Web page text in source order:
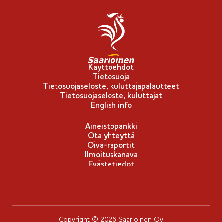
-
e
k
i
Käyttöehdot
Tietosuoja
Tietosuojaseloste, kuluttajapalautteet
Tietosuojaseloste, kuluttajat
English info
Aineistopankki
Ota yhteyttä
Oiva-raportit
Ilmoituskanava
Evästetiedot
Copyright © 2026 Saarioinen Oy